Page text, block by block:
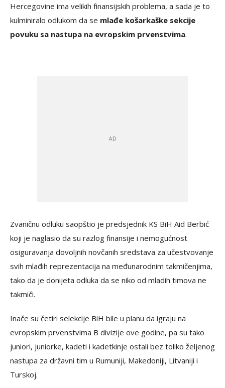
Hercegovine ima velikih finansijskih problema, a sada je to
kulminiralo odlukom da se mlađe košarkaške sekcije
povuku sa nastupa na evropskim prvenstvima.
Zvaničnu odluku saopštio je predsjednik KS BiH Aid Berbić
koji je naglasio da su razlog finansije i nemogućnost
osiguravanja dovoljnih novčanih sredstava za učestvovanje
svih mlađih reprezentacija na međunarodnim takmičenjima,
tako da je donijeta odluka da se niko od mladih timova ne
takmiči.
Inače su četiri selekcije BiH bile u planu da igraju na
evropskim prvenstvima B divizije ove godine, pa su tako
juniori, juniorke, kadeti i kadetkinje ostali bez toliko željenog
nastupa za državni tim u Rumuniji, Makedoniji, Litvaniji i
Turskoj.